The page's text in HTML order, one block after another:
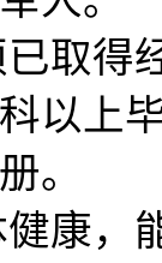
已取
以上
。
健康